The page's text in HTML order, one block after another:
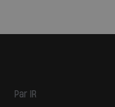
Par IR